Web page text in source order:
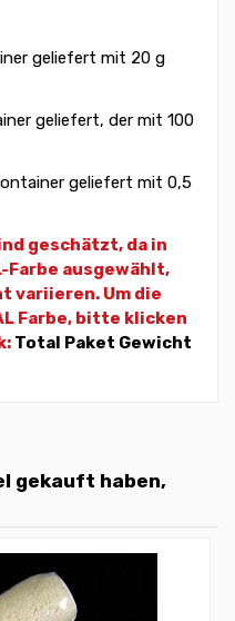
geliefert mit 20 g
geliefert, der mit 100
geliefert mit 0,5
geschätzt, da in
Farbe ausgewählt,
variieren. Um die
Farbe, bitte klicken
Total Paket Gewicht
gekauft haben,